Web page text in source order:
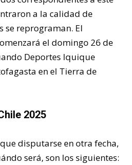
a la calidad de
se reprograman. El
el domingo 26 de
Deportes Iquique
en el Tierra de
2025
disputarse en otra fecha,
será, son los siguientes: